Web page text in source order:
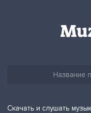
Скачать и слушать